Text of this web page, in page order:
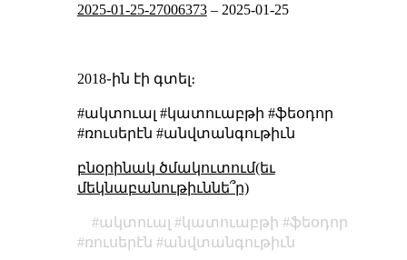
2025-01-25-27006373– 2025-01-25
2018֊ին էի գտել։
#ակտուալ #կատուաբթի #ֆեօդոր
#ռուսերէն #անվտանգութիւն
բնօրինակ ծմակուտում(եւ
մեկնաբանութիւննե՞ր)
ակտուալ կատուաբթի
ֆեօդոր
ռուսերէն
անվտանգութիւն